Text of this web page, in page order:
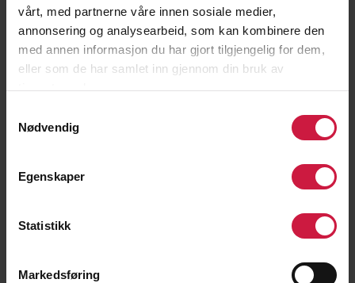
vårt, med partnerne våre innen sosiale medier,
annonsering og analysearbeid, som kan kombinere den
med annen informasjon du har gjort tilgjengelig for dem,
eller som de har samlet inn gjennom din bruk av
tjenestene deres.
Nødvendig
Egenskaper
Statistikk
Markedsføring